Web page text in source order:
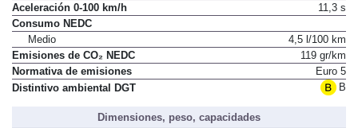
Aceleración 0-100 km/h
11,3 s
Consumo NEDC
Medio
4,5 l/100 km
Emisiones de CO₂ NEDC
119 gr/km
Normativa de emisiones
Euro 5
Distintivo ambiental DGT
B
Dimensiones, peso, capacidades